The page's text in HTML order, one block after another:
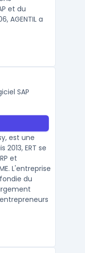
et du
AGENTIL a
SAP
est une
2013, ERT se
et
L'entreprise
du